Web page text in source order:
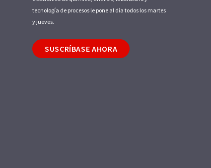
tecnología de procesos le pone al día todos los martes
y jueves.
SUSCRÍBASE AHORA